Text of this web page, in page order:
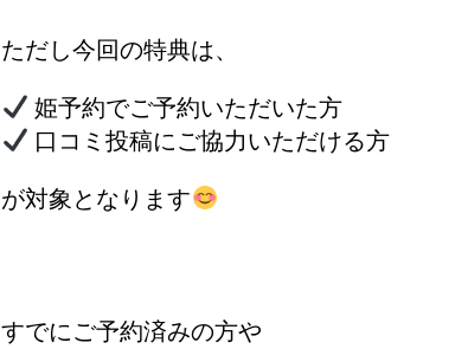
ただし今回の特典は、
姫予約でご予約いただいた方
口コミ投稿にご協力いただける方
が対象となります
すでにご予約済みの方や